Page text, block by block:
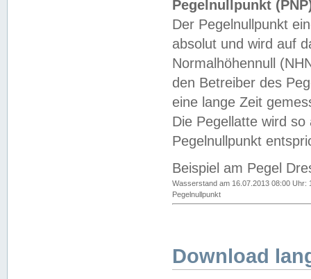
Pegelnullpunkt
Der Pegelnullpunkt
absolut und wird auf
Normalhöhennull
den Betreiber des
eine lange Zeit
Die Pegellatte wird
Pegelnullpunkt
Beispiel am Pegel
Wasserstand am 16.07.2013 08:00 Uhr:
Pegelnullpunkt
Download